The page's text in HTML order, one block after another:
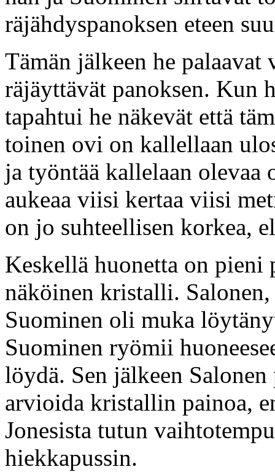
räjähdyspanoksen eteen
Tämän jälkeen he
räjäyttävät panoksen. Kun
tapahtui he näkevät että
toinen ovi on kallellaan
ja työntää kallelaan olevaa
aukeaa viisi kertaa viisi
on jo suhteellisen korkea,
Keskellä huonetta on pieni
näköinen kristalli.
Suominen oli muka
Suominen ryömii
löydä. Sen jälkeen
arvioida kristallin painoa,
Jonesista tutun
hiekkapussin.